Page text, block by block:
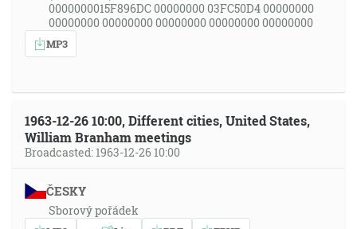
0000000015F896DC 00000000 03FC50D4 00000000
00000000 00000000 00000000 00000000 00000000
MP3
1963-12-26 10:00, Different cities, United States,
William Branham meetings
Broadcasted: 1963-12-26 10:00
ČESKY
Sborový pořádek